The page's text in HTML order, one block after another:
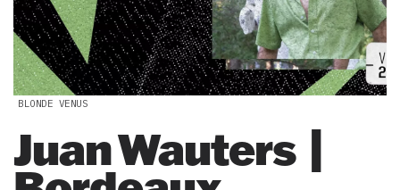
BLONDE VENUS
Juan Wauters |